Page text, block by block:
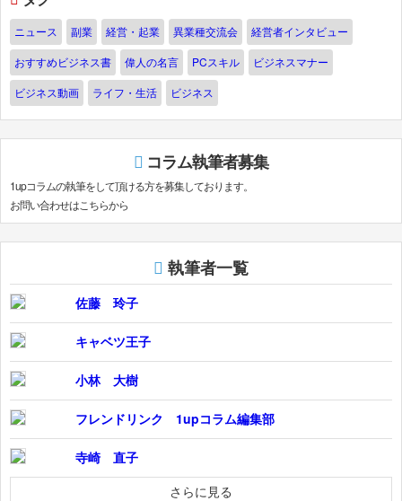
ニュース 副業 経営・起業 異業種交流会
経営者インタビュー
おすすめビジネス書
偉人の名言 PCスキル
ビジネスマナー
ビジネス動画
ライフ・生活 ビジネス
コラム執筆者募集
1upコラムの執筆をして頂ける方を募集しております。
お問い合わせはこちらから
執筆者一覧
佐藤 玲子
キャベツ王子
小林 大樹
フレンドリンク 1upコラム編集部
寺崎 直子
さらに見る